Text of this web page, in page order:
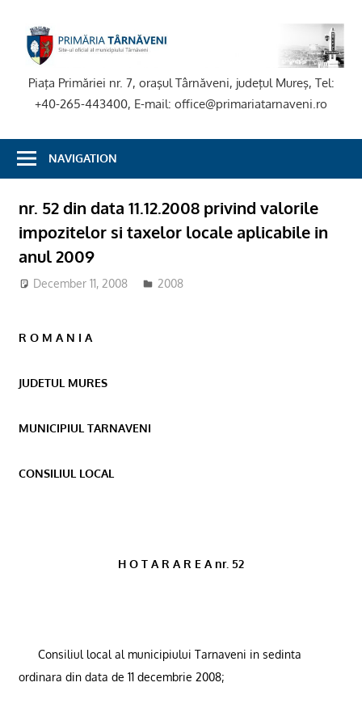
content
Piaţa Primăriei nr. 7, oraşul Târnăveni, judeţul Mureş, Tel:
+40-265-443400, E-mail: office@primariatarnaveni.ro
NAVIGATION
nr. 52 din data 11.12.2008 privind valorile
impozitelor si taxelor locale aplicabile in
anul 2009
December 11, 2008 2008
R O M A N I A
JUDETUL MURES
MUNICIPIUL TARNAVENI
CONSILIUL LOCAL
H O T A R A R E A nr. 52
Consiliul local al municipiului Tarnaveni in sedinta
ordinara din data de 11 decembrie 2008;